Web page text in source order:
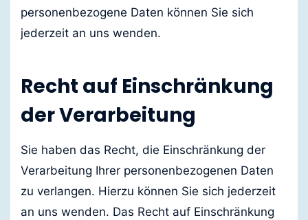
personenbezogene Daten können Sie sich
jederzeit an uns wenden.
Recht auf Einschränkung
der Verarbeitung
Sie haben das Recht, die Einschränkung der
Verarbeitung Ihrer personenbezogenen Daten
zu verlangen. Hierzu können Sie sich jederzeit
an uns wenden. Das Recht auf Einschränkung